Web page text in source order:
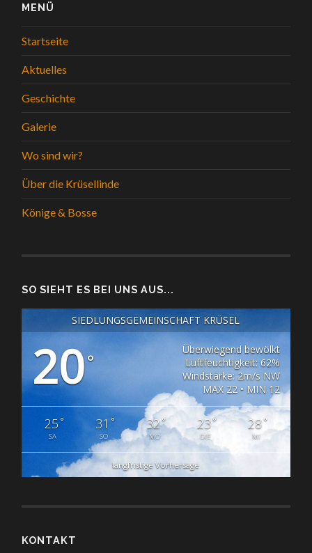
MENÜ
Startseite
Aktuelles
Geschichte
Galerie
Wo sind wir?
Über die Krüsellinde
Könige & Bosse
SO SIEHT ES BEI UNS AUS...
SIEDLUNGSGEMEINSCHAFT KRÜSEL
20°
Überwiegend bewölkt
Luftfeuchtigkeit: 62%
Windstärke: 2m/s NW
MAX 22 • MIN 12
25°
SA
31 °
SO
32°
MO
23°
DIE
28°
MI
langfristige Vorhersage
KONTAKT